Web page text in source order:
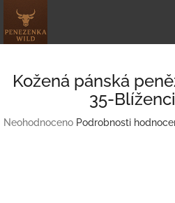
obsah
Kožená pánská
35-
Průměrné
Neohodnoceno Podrobnosti